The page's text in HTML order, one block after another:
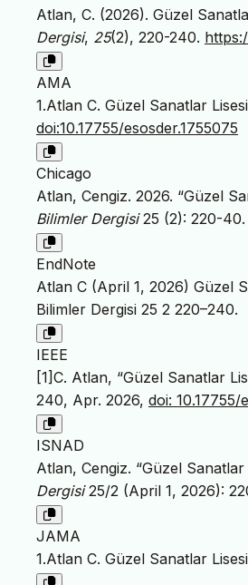
Atlan, C. (2026). Güzel
Dergisi, 25(2), 220-240.
AMA
1.Atlan C. Güzel Sanatlar
doi:10.17755/esosder.1755075
Chicago
Atlan, Cengiz. 2026. “Güzel
Bilimler Dergisi25 (2): 220-40.
EndNote
Atlan C (April 1, 2026) Güzel
Bilimler Dergisi 25 2 220–240.
IEEE
[1]C. Atlan, “Güzel Sanatlar
240, Apr. 2026, doi: 10.17755/
ISNAD
Atlan, Cengiz. “Güzel Sanatlar
Dergisi25/2 (April 1, 2026):
JAMA
1.Atlan C. Güzel Sanatlar